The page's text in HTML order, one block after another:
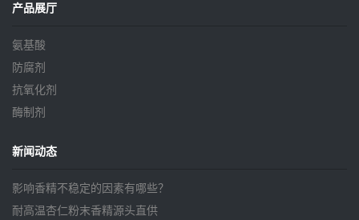
产品展厅
氨基酸
防腐剂
抗氧化剂
酶制剂
新闻动态
影响香精不稳定的因素有哪些？
耐高温杏仁粉末香精源头直供